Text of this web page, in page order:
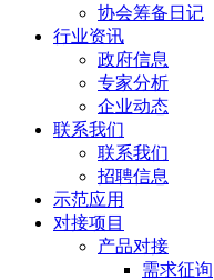
协会筹备日记
行业资讯
政府信息
专家分析
企业动态
联系我们
联系我们
招聘信息
示范应用
对接项目
产品对接
需求征询